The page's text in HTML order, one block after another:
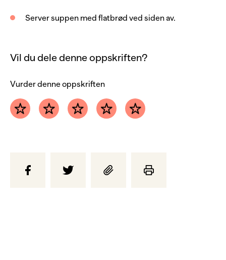
Server med
Server suppen med flatbrød ved siden av.
Vil du dele denne oppskriften?
Vurder denne oppskriften